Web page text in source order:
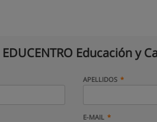
EDUCENTRO Educación y
APELLIDOS
E-MAIL